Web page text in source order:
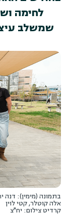
לחימה
שמשלב
בתמונה (מימין): דנה
אלה קוטלר, קטי לוין
קרדיט צילום: יח"צ